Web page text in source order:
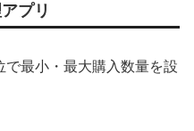
プリ
で最小・最大購入数量を設